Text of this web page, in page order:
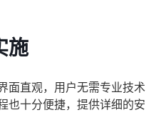
施
面直观，用户无需专业技术
也十分便捷，提供详细的安